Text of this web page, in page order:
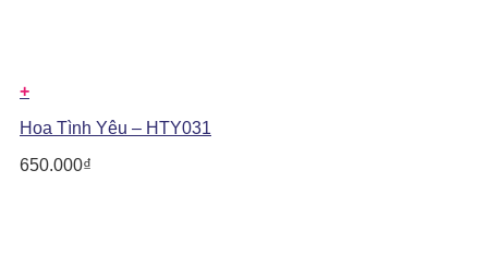
+
Hoa Tình Yêu – HTY031
650.000₫